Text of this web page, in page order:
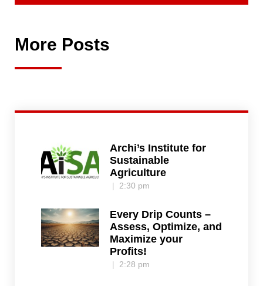
More Posts
Archi’s Institute for
Sustainable
Agriculture
2:30 pm
Every Drip Counts –
Assess, Optimize, and
Maximize your
Profits!
2:28 pm